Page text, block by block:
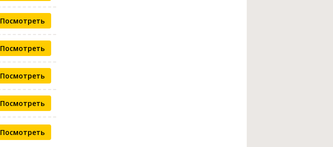
Посмотреть
Посмотреть
Посмотреть
Посмотреть
Посмотреть